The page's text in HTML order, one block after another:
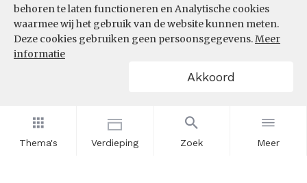
Thema's Verdieping Zoek Meer
behoren te laten functioneren en Analytische cookies
waarmee wij het gebruik van de website kunnen meten.
Deze cookies gebruiken geen persoonsgegevens.Meer
informatie
Akkoord
Contact